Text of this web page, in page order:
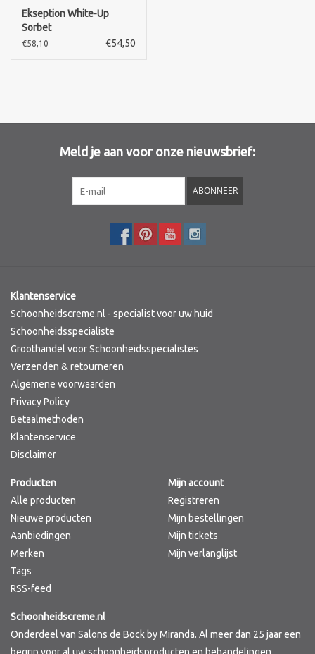
Blog
Merken
Ekseption White-Up
Sorbet
€58,10 €54,50
Meld je aan voor onze nieuwsbrief:
ABONNEER
Klantenservice
Schoonheidscreme.nl - specialist voor uw huid
Schoonheidsspecialiste
Groothandel voor Schoonheidsspecialistes
Verzenden & retourneren
Algemene voorwaarden
Privacy Policy
Betaalmethoden
Klantenservice
Disclaimer
Producten
Alle producten
Nieuwe producten
Aanbiedingen
Merken
Tags
RSS-feed
Mijn account
Registreren
Mijn bestellingen
Mijn tickets
Mijn verlanglijst
Schoonheidscreme.nl
Onderdeel van Salons de Bock by Miranda. Al meer dan 25 jaar een